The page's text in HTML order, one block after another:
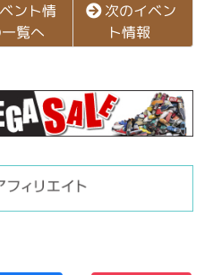
ント情
覧へ
次のイベン
ト情報